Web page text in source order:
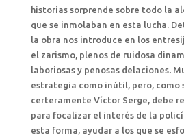
historias sorprende sobre todo la
que se inmolaban en esta lucha.
la obra nos introduce en los
el zarismo, plenos de ruidosa
laboriosas y penosas delaciones.
estrategia como inútil, pero, como
certeramente Víctor Serge, debe
para focalizar el interés de la
esta forma, ayudar a los que se